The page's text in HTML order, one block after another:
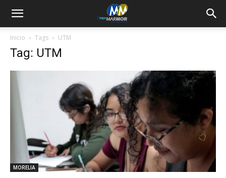
Inicio Tags UTM
Tag: UTM
MORELIA